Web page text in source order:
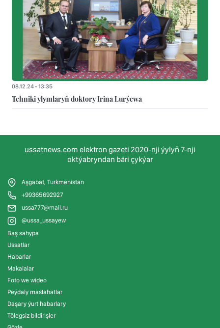
08.12.24 - 13:35
Tehniki ylymlaryň doktory Irina Lurýewa
ussatnews.com elektron gazeti 2020-nji ýylyň 7-nji
oktýabryndan bäri çykýar
Aşgabat, Turkmenistan
+99365692927
ussa777@mail.ru
@ussa_ussayew
Baş sahypa
Ussatlar
Habarlar
Makalalar
Foto we wideo
Peýdaly maslahatlar
Daşary ýurt habarlary
Tölegsiz bildirişler